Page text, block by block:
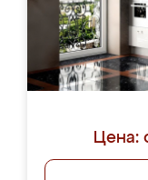
Цена: